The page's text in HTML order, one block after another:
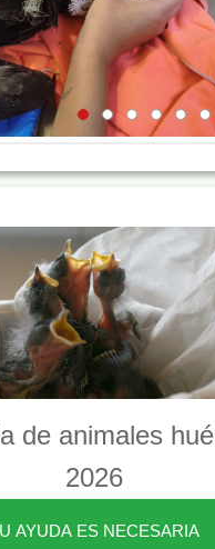
de animales
2026
AYUDA ES NECESARIA